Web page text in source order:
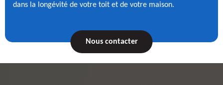
dans la longévité de votre toit et de votre maison.
Nous contacter